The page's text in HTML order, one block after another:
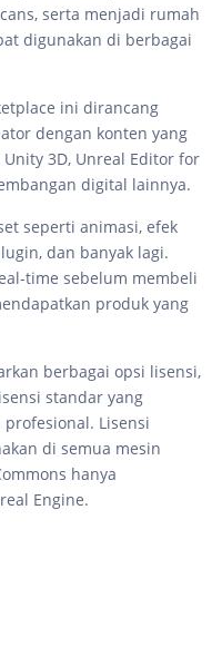
serta menjadi rumah
digunakan di berbagai
ini dirancang
dengan konten yang
3D, Unreal Editor for
digital lainnya.
seperti animasi, efek
dan banyak lagi.
time sebelum membeli
produk yang
berbagai opsi lisensi,
standar yang
Lisensi
di semua mesin
hanya
Engine.